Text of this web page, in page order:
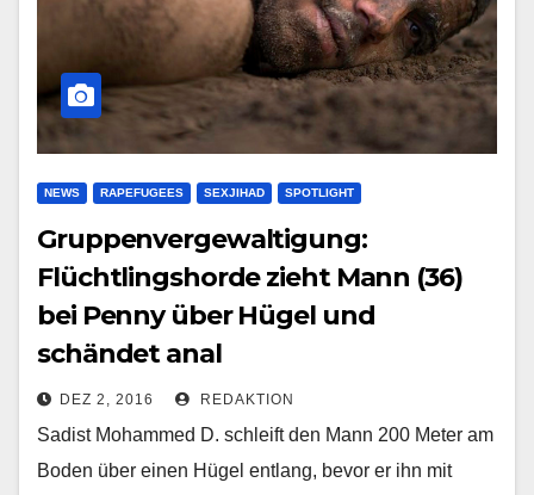
NEWS RAPEFUGEES SEXJIHAD SPOTLIGHT
Gruppenvergewaltigung:
Flüchtlingshorde zieht Mann (36)
bei Penny über Hügel und
schändet anal
DEZ 2, 2016 REDAKTION
Sadist Mohammed D. schleift den Mann 200 Meter am
Boden über einen Hügel entlang, bevor er ihn mit